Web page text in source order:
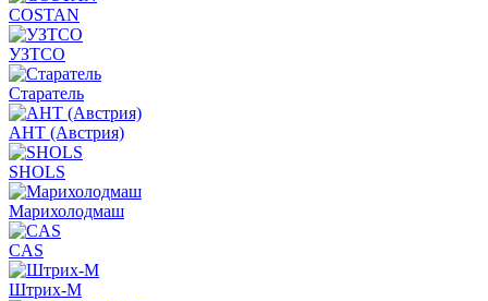
COSTAN
УЗТСО
Старатель
АНТ (Австрия)
SHOLS
Марихолодмаш
CAS
Штрих-М